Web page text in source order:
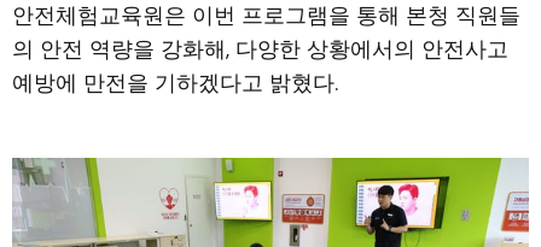
안전체험교육원은 이번 프로그램을 통해 본청 직원들
의 안전 역량을 강화해, 다양한 상황에서의 안전사고
예방에 만전을 기하겠다고 밝혔다.